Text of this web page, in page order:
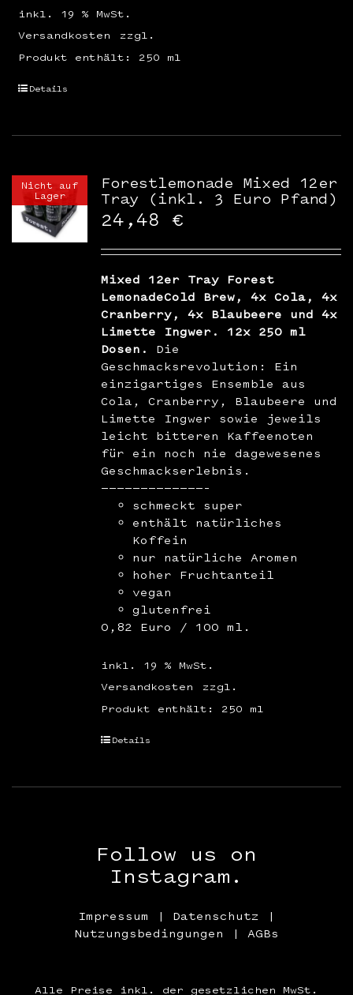
inkl. 19 % MwSt.
zzgl.
Versandkosten
Produkt enthält: 250 ml
Details
Nicht auf
Lager
Forestlemonade Mixed 12er
Tray (inkl. 3 Euro Pfand)
24,48 €
Mixed 12er Tray Forest
LemonadeCold Brew, 4x Cola, 4x
Cranberry, 4x Blaubeere und 4x
Limette Ingwer. 12x 250 ml
Dosen.
Die
Geschmacksrevolution: Ein
einzigartiges Ensemble aus
Cola, Cranberry, Blaubeere und
Limette Ingwer sowie jeweils
leicht bitteren Kaffeenoten
für ein noch nie dagewesenes
Geschmackserlebnis.
—————————————–
schmeckt super
enthält natürliches
Koffein
nur natürliche Aromen
hoher Fruchtanteil
vegan
glutenfrei
0,82 Euro / 100 ml.
inkl. 19 % MwSt.
zzgl.
Versandkosten
Produkt enthält: 250 ml
Details
Follow us on
Instagram.
Impressum | Datenschutz |
Nutzungsbedingungen | AGBs
Alle Preise inkl. der gesetzlichen MwSt.